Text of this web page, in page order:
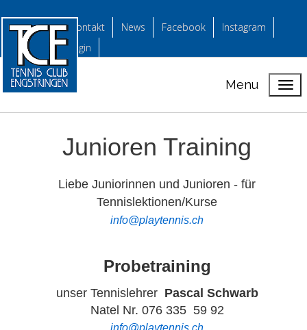
Kontakt News Facebook
Instagram
login
Menu
Junioren Training
Liebe Juniorinnen und Junioren - für
Tennislektionen/Kurse
info@playtennis.ch
Probetraining
unser Tennislehrer Pascal Schwarb
Natel Nr. 076 335 59 92
info@playtennis.ch